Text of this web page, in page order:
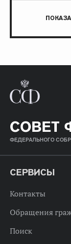
СОВЕТ
ФЕДЕРАЛЬНОГО
СЕРВИСЫ
Контакты
Обращения
Поиск